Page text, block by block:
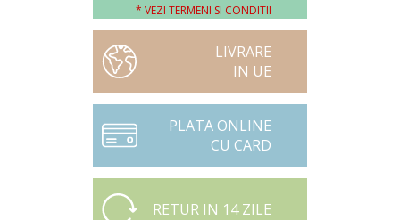
* VEZI TERMENI SI CONDITII
LIVRARE
IN UE
PLATA ONLINE
CU CARD
RETUR IN 14 ZILE